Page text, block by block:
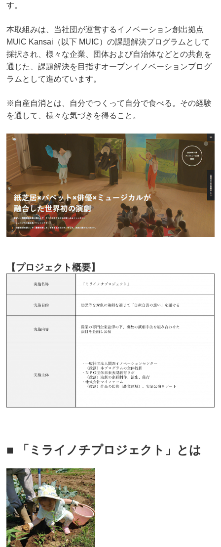
す。
本取組みは、当社団が運営するイノベーション創出拠点
MUIC Kansai（以下 MUIC）の課題解決プログラムとして
採択され、様々な企業、団体および自治体などとの共創を
通じた、課題解決を目指すオープンイノベーションプログ
ラムとして進めています。
※自産自消とは、自分でつくって自分で食べる。その経験
を通して、様々な気づきを得ること。
【プロジェクト概要】
■ 「ミライノチプロジェクト」とは